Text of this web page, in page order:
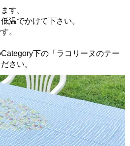
す。
温でかけて下さい。
。
下の「ラコリーヌのテー
さい。